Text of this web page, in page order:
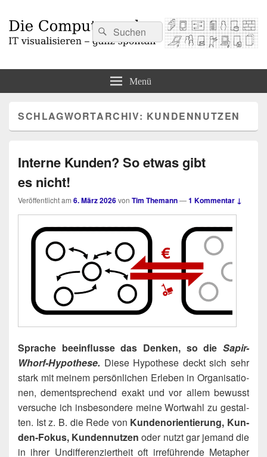
Suchen
nach:
Suchen
Menü
SCHLAGWORTARCHIV: KUNDENNUTZEN
Interne Kunden? So etwas gibt
es nicht!
Veröffentlicht am 6. März 2026von Tim Themann—1 Kommentar ↓
Spra­che beein­flus­se das Den­ken, so die Sapir-
Whorf-Hypo­the­se. Die­se Hypo­the­se deckt sich sehr
stark mit mei­nem per­sön­li­chen Erle­ben in Orga­ni­sa­tio­
nen, dem­entspre­chend exakt und vor allem bewusst
ver­su­che ich ins­be­son­de­re mei­ne Wort­wahl zu gestal­
ten. Ist z. B. die Rede von Kun­den­ori­en­tie­rung, Kun­
den-Fokus, Kun­den­nut­zen oder nutzt gar jemand die
in ihrer Undif­fe­ren­ziert­heit oft irre­füh­ren­de Meta­pher